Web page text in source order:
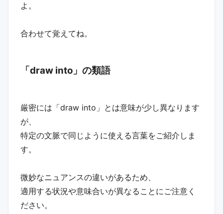
よ。
合わせて覚えてね。
「draw into」の類語
厳密には「draw into」とは意味が少し異なります
が、
特定の文脈で同じように使える言葉をご紹介しま
す。
微妙なニュアンスの違いがあるため、
適用する状況や意味合いが異なることにご注意く
ださい。